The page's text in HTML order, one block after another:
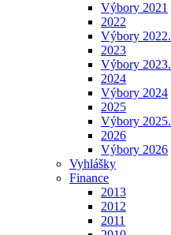
Výbory 2021
2022
Výbory 2022.
2023
Výbory 2023.
2024
Výbory 2024
2025
Výbory 2025.
2026
Výbory 2026
Vyhlášky
Finance
2013
2012
2011